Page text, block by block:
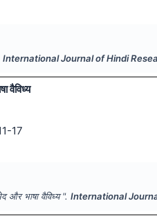
International Journal of Hindi
वैविध्य
17
और भाषा वैविध्य ".International